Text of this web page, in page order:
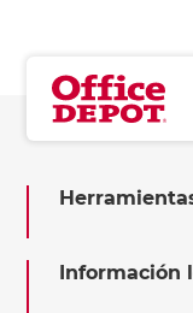
Información